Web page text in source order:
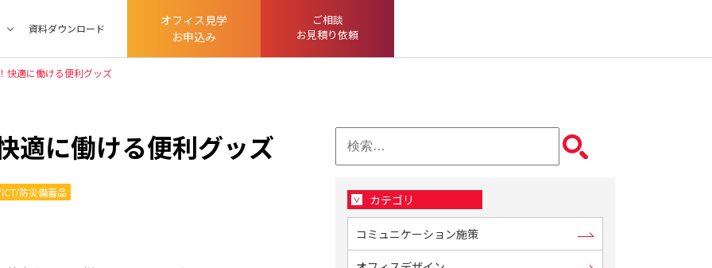
資料ダウンロード
オフィス見学
お申込み
ご相談
お見積り依頼
快適に働ける便利グッズ
適に働ける便利グッズ
防災備蓄品
索:
カテゴリ
コミュニケーション施策